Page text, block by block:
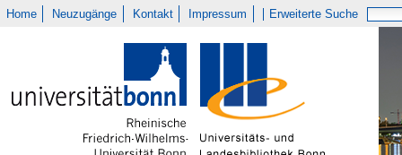
Home Neuzugänge Kontakt Impressum Erweiterte Suche